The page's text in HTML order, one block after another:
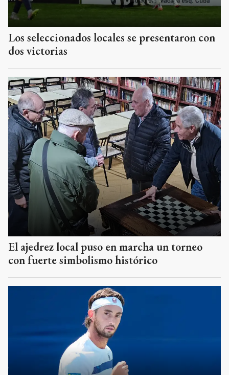
Los seleccionados locales se presentaron con
dos victorias
El ajedrez local puso en marcha un torneo
con fuerte simbolismo histórico